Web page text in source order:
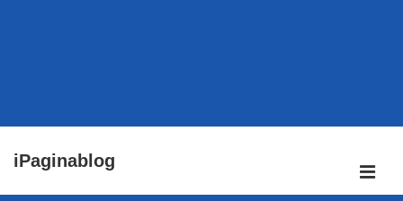
passer
iPaginablog